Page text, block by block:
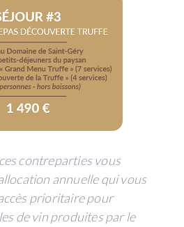
contreparties vous
annuelle qui vous
prioritaire pour
de vin produites par le